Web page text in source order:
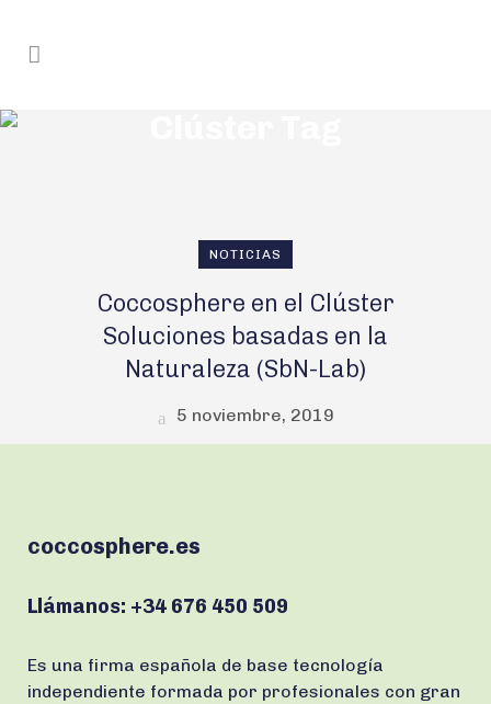
NOTICIAS
Coccosphere en el Clúster
Soluciones basadas en la
Naturaleza (SbN-Lab)
5 noviembre, 2019
coccosphere.es
Llámanos: +34 676 450 509
Es una firma española de base tecnología
independiente formada por profesionales con gran